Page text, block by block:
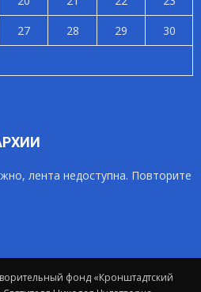
27 28 29
30
лента недоступна. Повторите
фонд «Кронштадтский